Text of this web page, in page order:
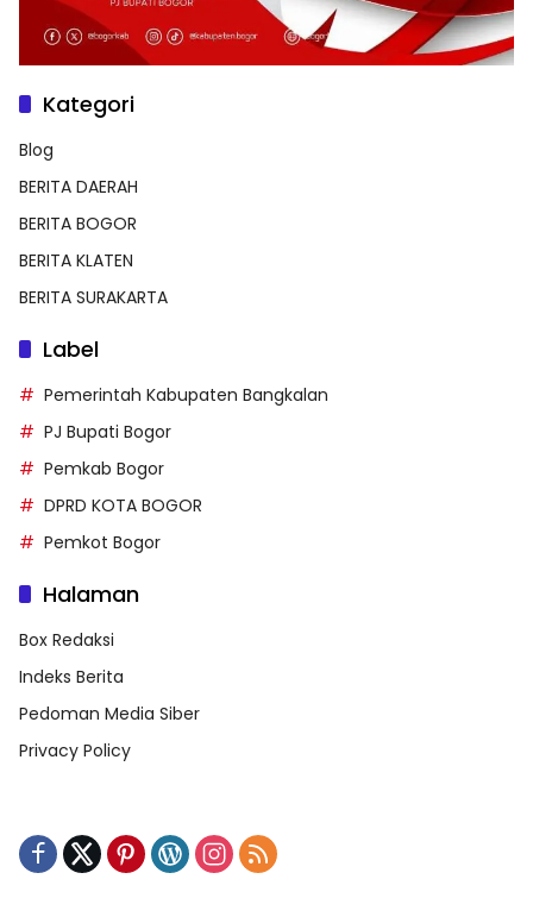
Kategori
Blog
BERITA DAERAH
BERITA BOGOR
BERITA KLATEN
BERITA SURAKARTA
Label
Pemerintah Kabupaten Bangkalan
PJ Bupati Bogor
Pemkab Bogor
DPRD KOTA BOGOR
Pemkot Bogor
Halaman
Box Redaksi
Indeks Berita
Pedoman Media Siber
Privacy Policy